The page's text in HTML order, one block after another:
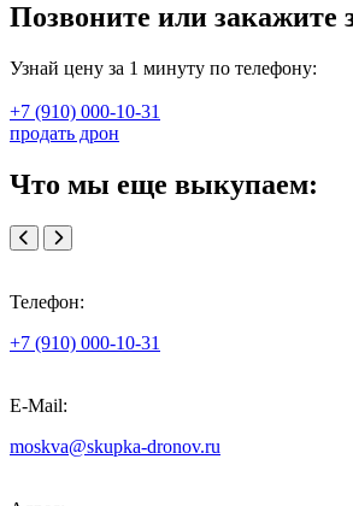
Позвоните или закажите
Узнай цену за 1 минуту по телефону:
+7 (910) 000-10-31
продать дрон
Что мы еще выкупаем:
Телефон:
+7 (910) 000-10-31
E-Mail:
moskva@skupka-dronov.ru